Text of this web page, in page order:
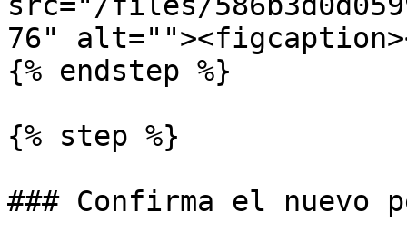
76"
{% endstep %}
{% step %}
### Confirma el nuevo